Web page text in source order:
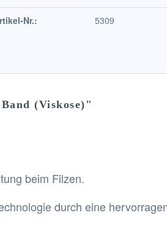
Nr.: 5309
(Viskose)"
beim Filzen.
durch eine